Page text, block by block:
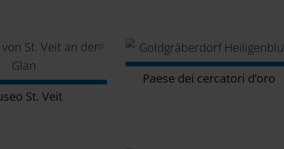
St. Veit
Paese dei cercatori d’oro